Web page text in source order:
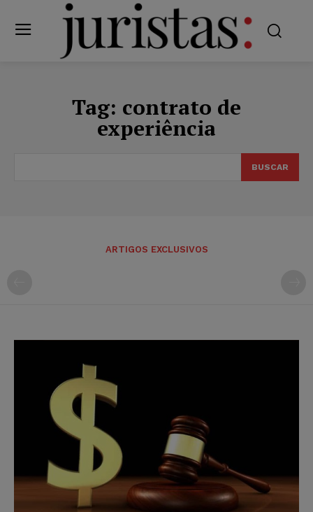
Tag: contrato de
experiência
BUSCAR
ARTIGOS EXCLUSIVOS